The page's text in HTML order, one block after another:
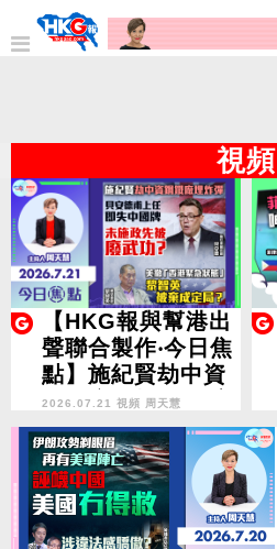
視頻
【HKG報與幫港出
聲聯合製作‧今日焦
點】施紀賢劫中資
鋼鐵廠埋炸彈 貝安
德甫上任即失中國
牌 未施政先被廢武
功？美撤「香港緊
急狀態」 黎智英被
棄成定局？
2026.07.21 視頻 周天慧